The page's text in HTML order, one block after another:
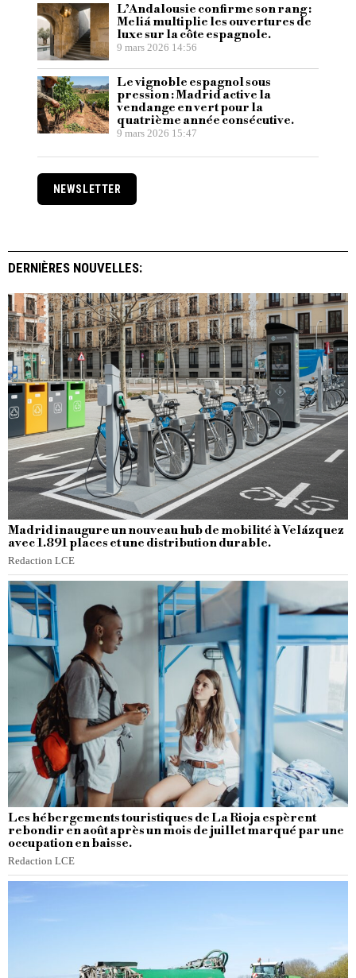
L’Andalousie confirme son rang :
Meliá multiplie les ouvertures de
luxe sur la côte espagnole.
9 mars 2026 14:56
Le vignoble espagnol sous
pression : Madrid active la
vendange en vert pour la
quatrième année consécutive.
9 mars 2026 15:47
NEWSLETTER
DERNIÈRES NOUVELLES:
Madrid inaugure un nouveau hub de mobilité à Velázquez
avec 1.891 places et une distribution durable.
Redaction LCE
Les hébergements touristiques de La Rioja espèrent
rebondir en août après un mois de juillet marqué par une
occupation en baisse.
Redaction LCE